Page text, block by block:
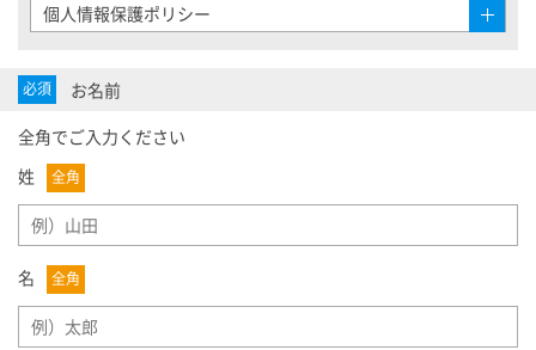
個人情報保護ポリシー
Open
Open
必須
お名前
全角でご入力ください
姓
全角
名 全角